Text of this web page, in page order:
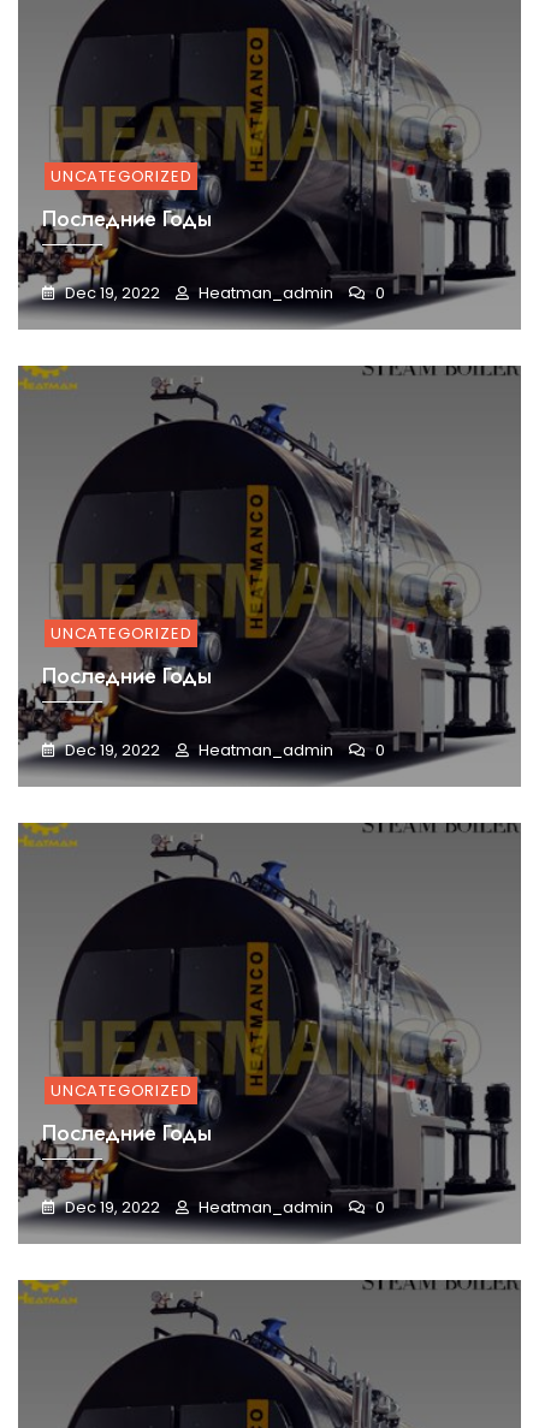
UNCATEGORIZED
Последние Годы
Dec 19, 2022 Heatman_admin 0
UNCATEGORIZED
Последние Годы
Dec 19, 2022 Heatman_admin 0
UNCATEGORIZED
Последние Годы
Dec 19, 2022 Heatman_admin 0